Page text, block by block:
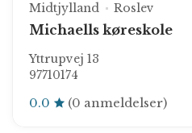
Midtjylland Roslev
Michaells køreskole
Yttrupvej 13
97710174
0.0 (0 anmeldelser)